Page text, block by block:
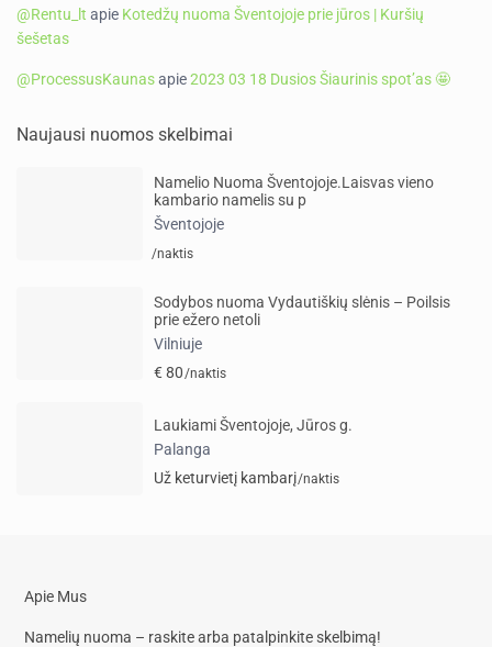
@Rentu_lt apie Kotedžų nuoma Šventojoje prie jūros | Kuršių
šešetas
@ProcessusKaunasapie2023 03 18 Dusios Šiaurinis spot’as 🤩
Naujausi nuomos skelbimai
Namelio Nuoma Šventojoje.Laisvas vieno
kambario namelis su p
Šventojoje
/naktis
Sodybos nuoma Vydautiškių slėnis – Poilsis
prie ežero netoli
Vilniuje
€ 80/naktis
Laukiami Šventojoje, Jūros g.
Palanga
Už keturvietį kambarį/naktis
Apie Mus
Namelių nuoma – raskite arba patalpinkite skelbimą!